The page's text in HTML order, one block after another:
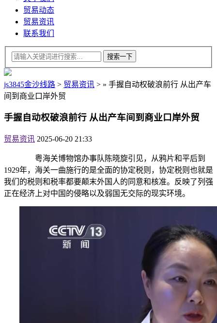
贸易动态
贸易资讯
联系我们
js3845金沙线路 > 贸易资讯 > » 手握自动权破浪前行 从出产车
间到商业口岸外贸
手握自动权破浪前行 从出产车间到商业口岸外贸
贸易资讯 2025-06-20 21:33
粤海关博物馆办事队陈晓旋引见，从鸦片和平后到
1929年，海关一曲施行的是全面的协定税则，协定税则也就是
我们的税则和税率都要颠末外国人的同意和核准。反映了列强
正在经济上对中国的侵略以及弱国无交际的现实环境。